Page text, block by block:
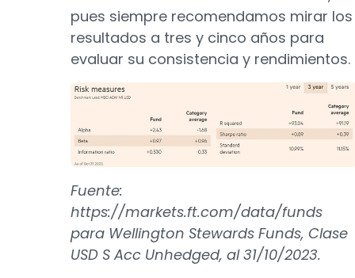
pues siempre recomendamos mirar los
resultados a tres y cinco años para
evaluar su consistencia y rendimientos.
Fuente:
https://markets.ft.com/data/funds
para Wellington Stewards Funds, Clase
USD S Acc Unhedged, al 31/10/2023.